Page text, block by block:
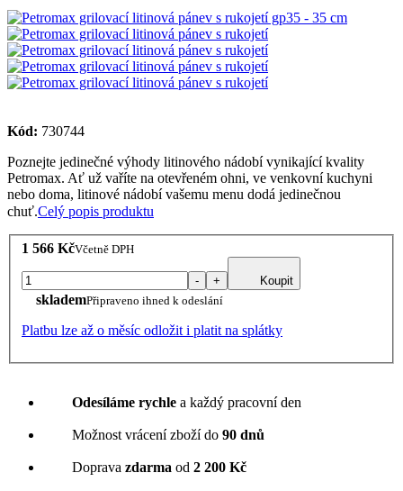
Kód: 730744
Poznejte jedinečné výhody litinového nádobí vynikající kvality
Petromax. Ať už vaříte na otevřeném ohni, ve venkovní kuchyni
nebo doma, litinové nádobí vašemu menu dodá jedinečnou
chuť.Celý popis produktu
1 566 KčVčetně DPH
- + Koupit
sklademPřipraveno ihned k odeslání
Platbu lze až o měsíc odložit i platit na splátky
Odesíláme rychle a každý pracovní den
Možnost vrácení zboží do 90 dnů
Doprava zdarma od 2 200 Kč